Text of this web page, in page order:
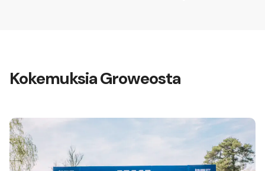
Kokemuksia Groweosta